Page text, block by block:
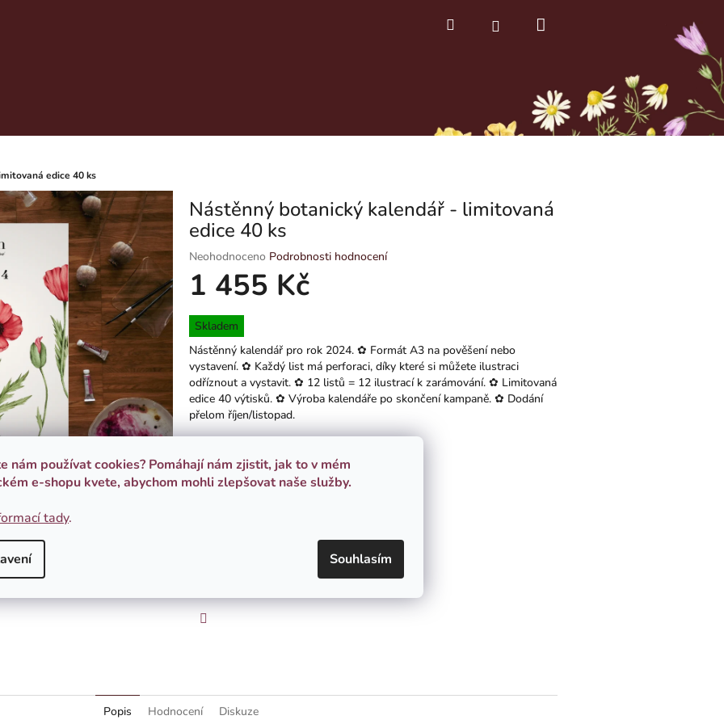
nám používat cookies? Pomáhají nám zjistit, jak to v mém
e-shopu kvete, abychom mohli zlepšovat naše služby.
tady.
Souhlasím
Hledat Přihlášení
edice 40 ks
Nástěnný botanický kalendář - limitovaná
edice 40 ks
Průměrné
hodnocení
produktu
0,0
z
5
hvězdiček.
Neohodnoceno Podrobnosti hodnocení
1 455 Kč
Měrná
cena:
Skladem
Nástěnný kalendář pro rok 2024. ✿ Formát A3 na pověšení nebo
vystavení. ✿ Každý list má perforaci, díky které si můžete ilustraci
odříznout a vystavit. ✿ 12 listů = 12 ilustrací k zarámování. ✿ Limitovaná
edice 40 výtisků. ✿ Výroba kalendáře po skončení kampaně. ✿ Dodání
přelom říjen/listopad.
Možnosti doručení
Popis Hodnocení Diskuze